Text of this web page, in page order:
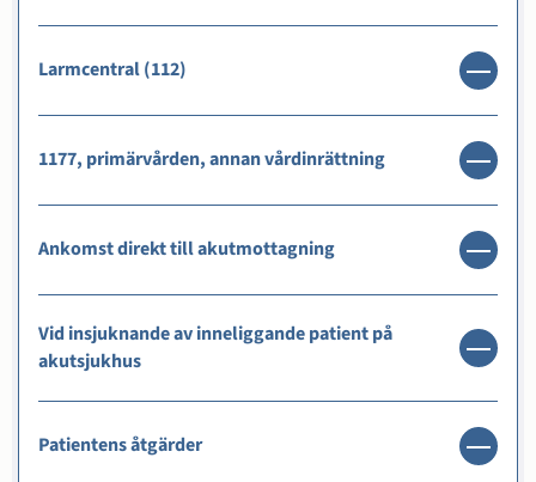
Larmcentral (112)
1177, primärvården, annan vårdinrättning
Ankomst direkt till akutmottagning
Vid insjuknande av inneliggande patient på
akutsjukhus
Patientens åtgärder